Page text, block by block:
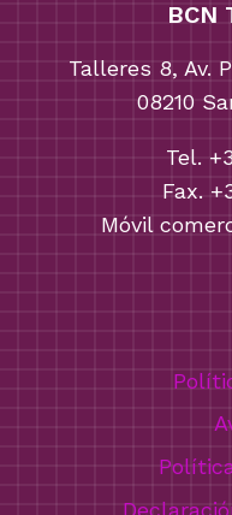
BCN
Talleres 8, Av.
08210
Tel.
Fax.
Móvil